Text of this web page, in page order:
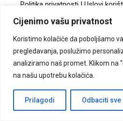
Cijenimo vašu privatnost
Koristimo kolačiće da poboljšamo
pregledavanja, poslužimo
analiziramo naš promet. Klikom na
na našu upotrebu kolačića.
Prilagodi Odbaciti sve
Politika privatnosti| Uslovi